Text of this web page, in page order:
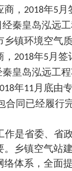
， 2018年5 月
经秦皇岛泓远
乡镇环境空气
2018年5 月签
秦皇岛泓远工
年11 月底由
合同已经履行
作是省委、省
。乡镇空气站
络体系，全面